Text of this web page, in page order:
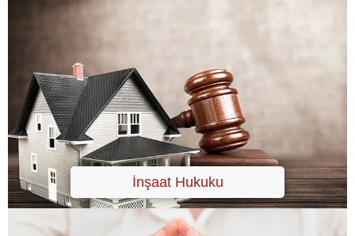
İnşaat Hukuku